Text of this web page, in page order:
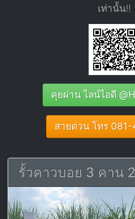
เท่านั้น!!
คุยผ่าน ไลน์ไอดี
สายด่วน โทร
รั้วคาวบอย 3 คาน